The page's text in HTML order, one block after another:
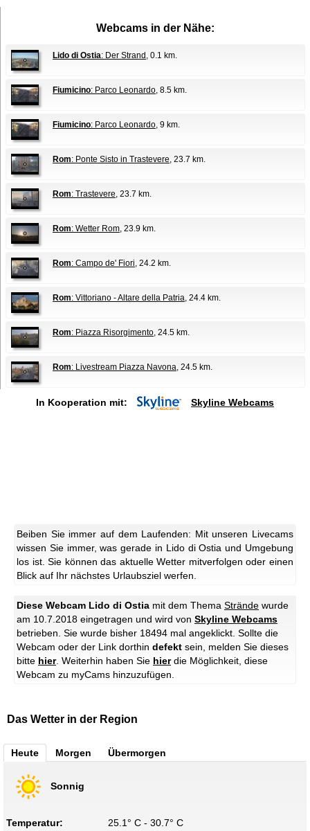
Webcams in der Nähe:
Lido di Ostia: Der Strand , 0.1 km.
Fiumicino: Parco Leonardo , 8.5 km.
Fiumicino: Parco Leonardo , 9 km.
Rom: Ponte Sisto in Trastevere , 23.7 km.
Rom: Trastevere , 23.7 km.
Rom: Wetter Rom , 23.9 km.
Rom: Campo de' Fiori , 24.2 km.
Rom: Vittoriano - Altare della Patria , 24.4 km.
Rom: Piazza Risorgimento , 24.5 km.
Rom: Livestream Piazza Navona , 24.5 km.
In Kooperation mit: Skyline Webcams
Beiben Sie immer auf dem Laufenden: Mit unseren Livecams
wissen Sie immer, was gerade in Lido di Ostia und Umgebung
los ist. Sie können das aktuelle Wetter mitverfolgen oder einen
Blick auf Ihr nächstes Urlaubsziel werfen.
Diese Webcam Lido di Ostia mit dem Thema Strände wurde
am 10.7.2018 eingetragen und wird von Skyline Webcams
betrieben. Sie wurde bisher 18494 mal angeklickt. Sollte die
Webcam oder der Link dorthin defekt sein, melden Sie dieses
bitte hier. Weiterhin haben Sie hierdie Möglichkeit, diese
Webcam zu myCams hinzuzufügen.
Das Wetter in der Region
Heute Morgen Übermorgen
Sonnig
Temperatur:
25.1° C - 30.7° C